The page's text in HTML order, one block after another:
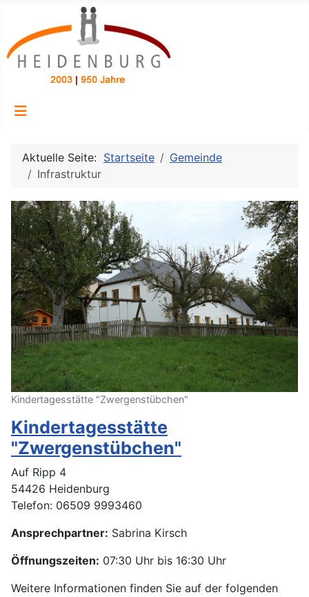
Aktuelle Seite: Startseite
Gemeinde
Infrastruktur
Kindertagesstätte "Zwergenstübchen"
Kindertagesstätte
"Zwergenstübchen"
Auf Ripp 4
54426 Heidenburg
Telefon: 06509 9993460
Ansprechpartner: Sabrina Kirsch
Öffnungszeiten: 07:30 Uhr bis 16:30 Uhr
Weitere Informationen finden Sie auf der folgenden